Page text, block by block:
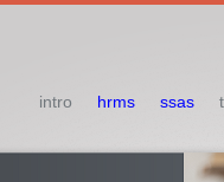
intro hrms ssas